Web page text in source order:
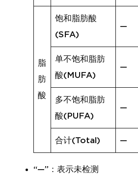
脂
肪
酸
饱和脂肪酸
(SFA)
—
单不饱和脂肪
酸(MUFA)
—
多不饱和脂肪
酸(PUFA)
—
合计(Total) —
“—”：表示未检测